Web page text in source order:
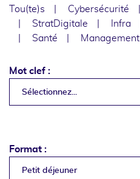
Tou(te)s
Cybersécurité
StratDigitale
Infra
Santé
Management
Mot clef :
Sélectionnez...
Format :
Petit déjeuner